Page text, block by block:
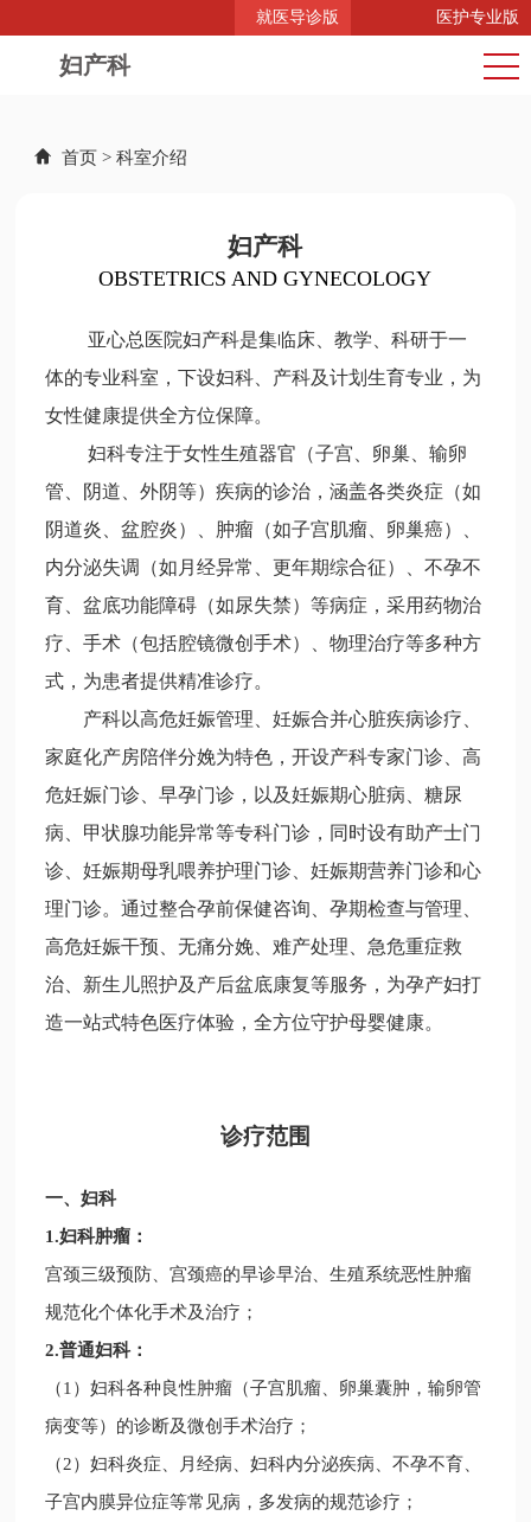
就医导诊版 医护专业版
妇产科
首页 >科室介绍
妇产科
OBSTETRICS AND GYNECOLOGY
亚心总医院妇产科是集临床、教学、科研于一
体的专业科室，下设妇科、产科及计划生育专业，为
女性健康提供全方位保障。
妇科专注于女性生殖器官（子宫、卵巢、输卵
管、阴道、外阴等）疾病的诊治，涵盖各类炎症（如
阴道炎、盆腔炎）、肿瘤（如子宫肌瘤、卵巢癌）、
内分泌失调（如月经异常、更年期综合征）、不孕不
育、盆底功能障碍（如尿失禁）等病症，采用药物治
疗、手术（包括腔镜微创手术）、物理治疗等多种方
式，为患者提供精准诊疗。
产科以高危妊娠管理、妊娠合并心脏疾病诊疗、
家庭化产房陪伴分娩为特色，开设产科专家门诊、高
危妊娠门诊、早孕门诊，以及妊娠期心脏病、糖尿
病、甲状腺功能异常等专科门诊，同时设有助产士门
诊、妊娠期母乳喂养护理门诊、妊娠期营养门诊和心
理门诊。通过整合孕前保健咨询、孕期检查与管理、
高危妊娠干预、无痛分娩、难产处理、急危重症救
治、新生儿照护及产后盆底康复等服务，为孕产妇打
造一站式特色医疗体验，全方位守护母婴健康。
诊疗范围
一、妇科
1.妇科肿瘤：
宫颈三级预防、宫颈癌的早诊早治、生殖系统恶性肿瘤
规范化个体化手术及治疗；
2.普通妇科：
（1）妇科各种良性肿瘤（子宫肌瘤、卵巢囊肿，输卵管
病变等）的诊断及微创手术治疗；
（2）妇科炎症、月经病、妇科内分泌疾病、不孕不育、
子宫内膜异位症等常见病，多发病的规范诊疗；